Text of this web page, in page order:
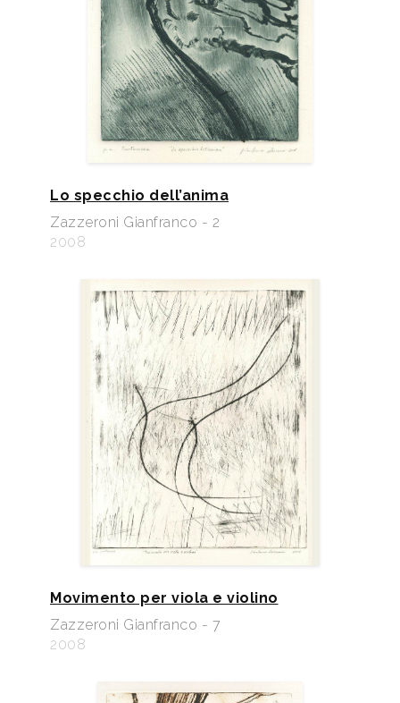
Lo specchio dell’anima
Zazzeroni Gianfranco - 2
2008
Movimento per viola e violino
Zazzeroni Gianfranco - 7
2008